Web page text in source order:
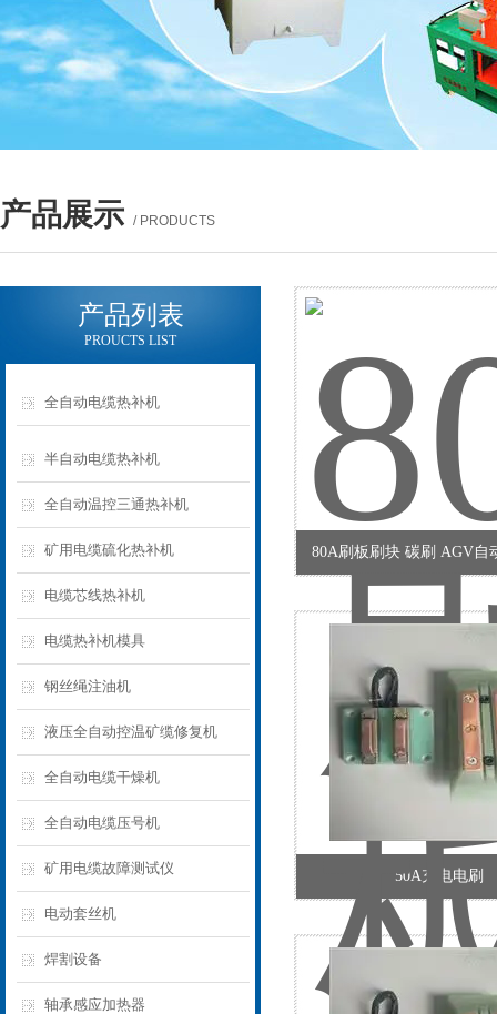
产品展示 / PRODUCTS
产品列表
PROUCTS LIST
全自动电缆热补机
半自动电缆热补机
全自动温控三通热补机
矿用电缆硫化热补机
电缆芯线热补机
电缆热补机模具
钢丝绳注油机
液压全自动控温矿缆修复机
全自动电缆干燥机
全自动电缆压号机
矿用电缆故障测试仪
电动套丝机
焊割设备
轴承感应加热器
80A刷板刷块 碳刷 AGV自
50A充电电刷